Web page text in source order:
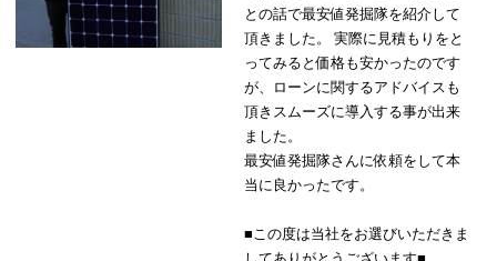
との話で最安値発掘隊を紹介して
頂きました。 実際に見積もりをと
ってみると価格も安かったのです
が、ローンに関するアドバイスも
頂きスムーズに導入する事が出来
ました。
最安値発掘隊さんに依頼をして本
当に良かったです。
■この度は当社をお選びいただきま